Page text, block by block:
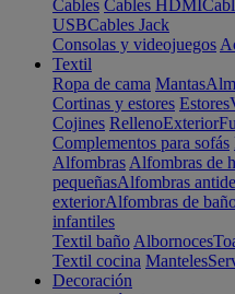
Cables Cables HDMI
USBCables Jack
Consolas y videojuegos
Textil
Ropa de cama Mantas
Cortinas y estores Estores
Cojines RellenoExterior
Complementos para sofás
Alfombras Alfombras de
pequeñasAlfombras
exteriorAlfombras de
infantiles
Textil baño Albornoces
Textil cocina Manteles
Decoración